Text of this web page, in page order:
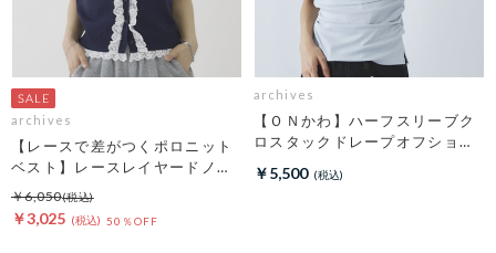
archives
【レースで差がつくポロニット
ベスト】レースレイヤードノー
スリポロニットベスト
￥3,025 50％OFF
￥6,050
archives
【ＯＮかわ】ハーフスリーブク
ロスタックドレープオフショル
￥5,500